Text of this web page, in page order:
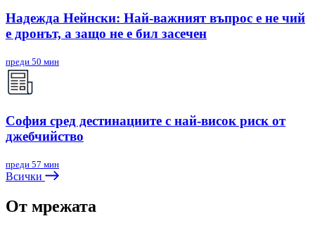
Надежда Нейнски: Най-важният въпрос е не чий
е дронът, а защо не е бил засечен
преди 50 мин
София сред дестинациите с най-висок риск от
джебчийство
преди 57 мин
Всички
От мрежата